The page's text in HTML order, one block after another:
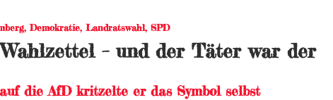
,Demokratie, Landratswahl, SPD
– und der Täter war der
die AfD kritzelte er das Symbol selbst